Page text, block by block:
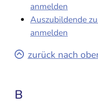
anmelden
Auszubildende
anmelden
zurück nach
B